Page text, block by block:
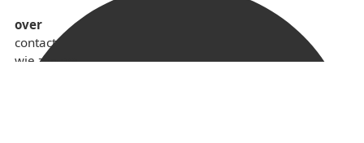
over
contact
wie zijn we